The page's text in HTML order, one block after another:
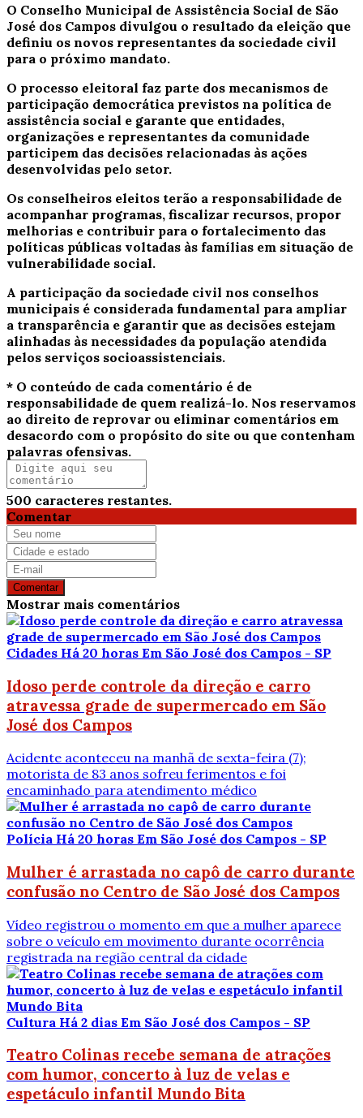
O Conselho Municipal de Assistência Social de São
José dos Campos divulgou o resultado da eleição que
definiu os novos representantes da sociedade civil
para o próximo mandato.
O processo eleitoral faz parte dos mecanismos de
participação democrática previstos na política de
assistência social e garante que entidades,
organizações e representantes da comunidade
participem das decisões relacionadas às ações
desenvolvidas pelo setor.
Os conselheiros eleitos terão a responsabilidade de
acompanhar programas, fiscalizar recursos, propor
melhorias e contribuir para o fortalecimento das
políticas públicas voltadas às famílias em situação de
vulnerabilidade social.
A participação da sociedade civil nos conselhos
municipais é considerada fundamental para ampliar
a transparência e garantir que as decisões estejam
alinhadas às necessidades da população atendida
pelos serviços socioassistenciais.
* O conteúdo de cada comentário é de
responsabilidade de quem realizá-lo. Nos reservamos
ao direito de reprovar ou eliminar comentários em
desacordo com o propósito do site ou que contenham
palavras ofensivas.
500 caracteres restantes.
Comentar
Comentar
Mostrar mais comentários
Cidades Há 20 horas Em São José dos Campos - SP
Idoso perde controle da direção e carro
atravessa grade de supermercado em São
José dos Campos
Acidente aconteceu na manhã de sexta-feira (7);
motorista de 83 anos sofreu ferimentos e foi
encaminhado para atendimento médico
Polícia Há 20 horas Em São José dos Campos - SP
Mulher é arrastada no capô de carro durante
confusão no Centro de São José dos Campos
Vídeo registrou o momento em que a mulher aparece
sobre o veículo em movimento durante ocorrência
registrada na região central da cidade
Cultura Há 2 dias Em São José dos Campos - SP
Teatro Colinas recebe semana de atrações
com humor, concerto à luz de velas e
espetáculo infantil Mundo Bita